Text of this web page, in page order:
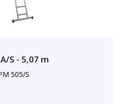
S - 5,07 m
505/S